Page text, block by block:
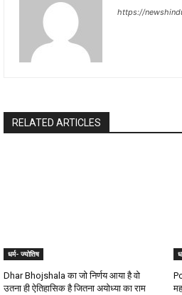
https://
RELATED ARTICLES
धर्म- ज्योतिष
Dhar Bhojshala का जो निर्णय आया है वो
उतना ही ऐतिहासिक है जितना अयोध्या का राम